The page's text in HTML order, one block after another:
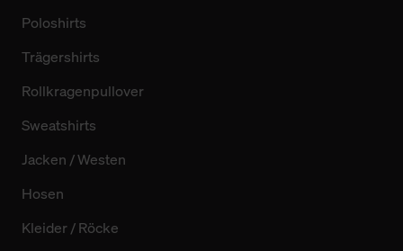
Poloshirts
Trägershirts
Rollkragenpullover
Sweatshirts
Jacken / Westen
Hosen
Kleider / Röcke